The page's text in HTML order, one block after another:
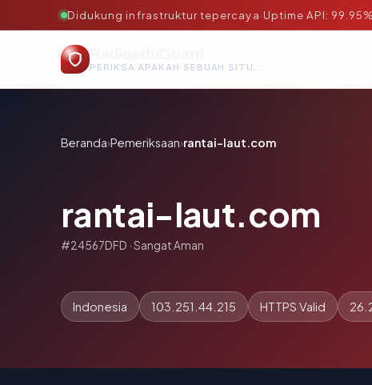
Didukung infrastruktur tepercaya·Uptime API: 99.95%
PERIKSA APAKAH SEBUAH SITUS AMAN, TEPERCAYA, DAN TERVERIFIKASI DALAM HITUNGAN DETIK.
Beranda›Pemeriksaan›rantai-laut.com
rantai-laut.com
#24567DFD · Sangat Aman
Indonesia 103.251.44.215 HTTPS Valid